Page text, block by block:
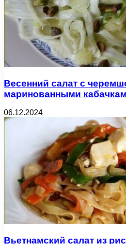
Весенний салат с
маринованными
06.12.2024
Вьетнамский салат из